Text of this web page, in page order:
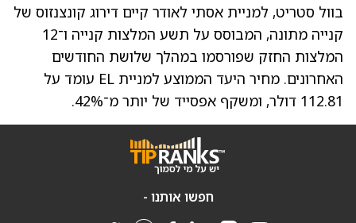
בוול סטריט, למניית אסתי לאודר קיים דירוג קונצנזוס של
קנייה מתונה, המבוסס על תשע המלצות קנייה ו־12
המלצות החזק שפורסמו במהלך שלושת החודשים
האחרונים. מחיר היעד הממוצע למניית EL
עומד על
112.81 דולר, ומשקף אפסייד של יותר מ־42%.
חפשו אותנו -